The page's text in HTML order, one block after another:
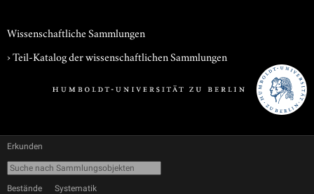
Wissenschaftliche Sammlungen
› Teil-Katalog der wissenschaftlichen Sammlungen
Erkunden
Bestände Systematik